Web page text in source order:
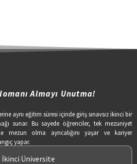
Almayı Unutma!
aynı eğitim süresi içinde giriş sınavsız ikinci bir
sunar. Bu sayede öğrenciler, tek mezuniyet
olma ayrıcalığını yaşar ve kariyer
yapar.
İkinci Üniversite